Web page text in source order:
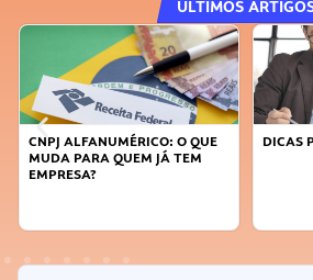
ÚLTIMOS
CNPJ ALFANUMÉRICO: O QUE
MUDA PARA QUEM JÁ TEM
EMPRESA?
DICAS